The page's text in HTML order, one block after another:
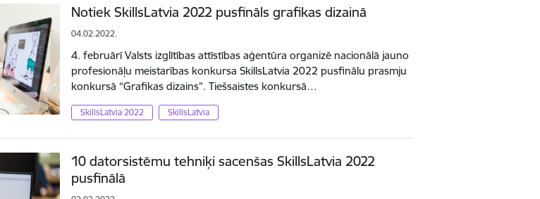
Notiek SkillsLatvia 2022 pusfināls grafikas dizainā
04.02.2022.
4. februārī Valsts izglītības attīstības aģentūra organizē nacionālā jauno
profesionāļu meistarības konkursa SkillsLatvia 2022 pusfinālu prasmju
konkursā “Grafikas dizains”. Tiešsaistes konkursā…
SkillsLatvia 2022 SkillsLatvia
10 datorsistēmu tehniķi sacenšas SkillsLatvia 2022
pusfinālā